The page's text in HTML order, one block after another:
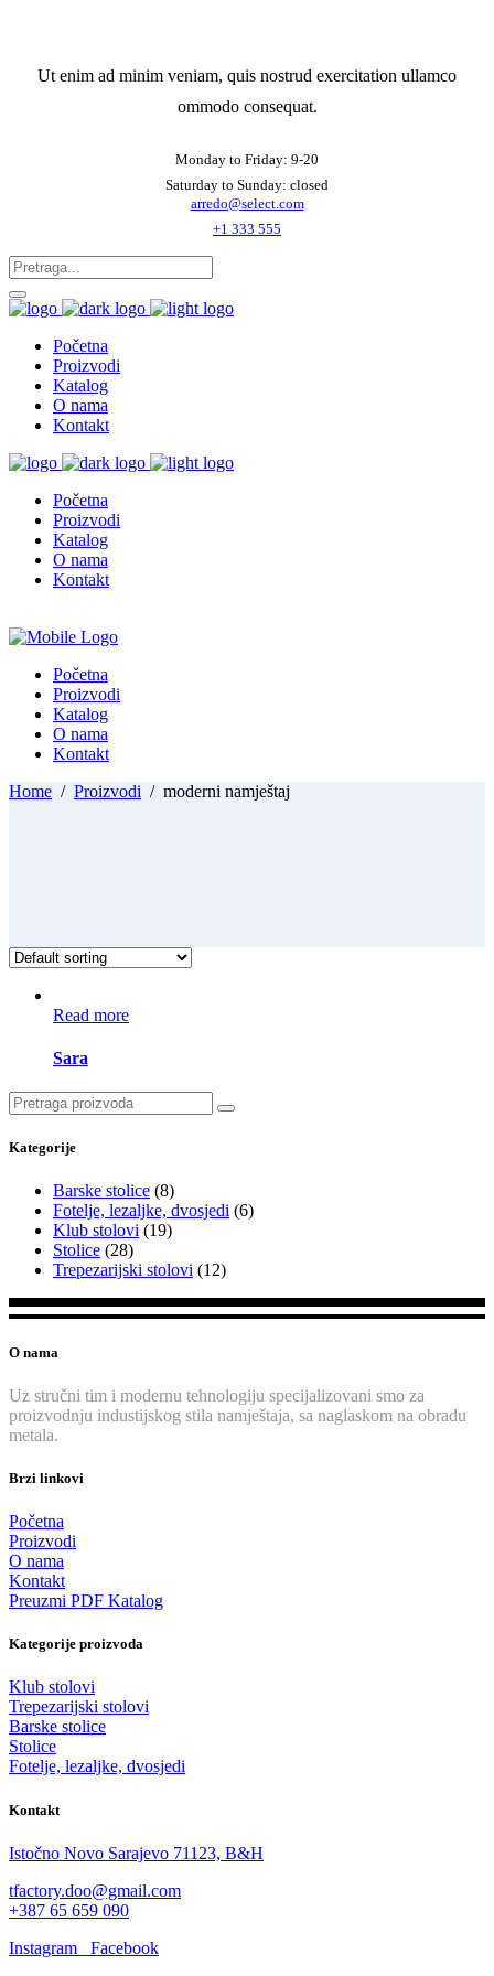
Ut enim ad minim veniam, quis nostrud exercitation ullamco
ommodo consequat.
Monday to Friday: 9-20
Saturday to Sunday: closed
arredo@select.com
+1 333 555
Početna
Proizvodi
Katalog
O nama
Kontakt
Početna
Proizvodi
Katalog
O nama
Kontakt
Početna
Proizvodi
Katalog
O nama
Kontakt
Home / Proizvodi / moderni namještaj
Read more
Sara
Search
for:
Kategorije
Barske stolice (8)
Fotelje, lezaljke, dvosjedi (6)
Klub stolovi (19)
Stolice (28)
Trepezarijski stolovi (12)
O nama
Uz stručni tim i modernu tehnologiju specijalizovani smo za
proizvodnju industijskog stila namještaja, sa naglaskom na obradu
metala.
Brzi linkovi
Početna
Proizvodi
O nama
Kontakt
Preuzmi PDF Katalog
Kategorije proizvoda
Klub stolovi
Trepezarijski stolovi
Barske stolice
Stolice
Fotelje, lezaljke, dvosjedi
Kontakt
Istočno Novo Sarajevo 71123, B&H
tfactory.doo@gmail.com
+387 65 659 090
Instagram Facebook